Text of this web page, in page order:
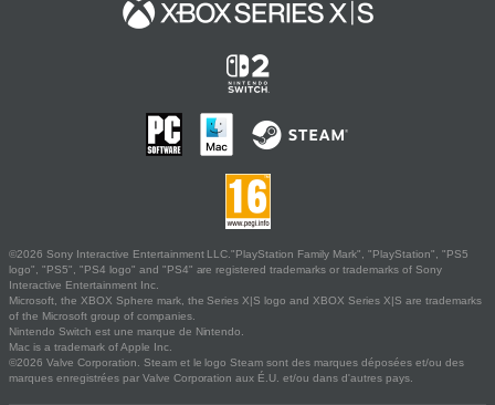
©2026 Sony Interactive Entertainment LLC."PlayStation Family Mark", "PlayStation", "PS5
logo", "PS5", "PS4 logo" and "PS4" are registered trademarks or trademarks of Sony
Interactive Entertainment Inc.
Microsoft, the XBOX Sphere mark, the Series X|S logo and XBOX Series X|S are trademarks
of the Microsoft group of companies.
Nintendo Switch est une marque de Nintendo.
Mac is a trademark of Apple Inc.
©2026 Valve Corporation. Steam et le logo Steam sont des marques déposées et/ou des
marques enregistrées par Valve Corporation aux É.U. et/ou dans d'autres pays.